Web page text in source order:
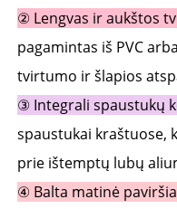
② Lengvas ir aukštos
pagamintas iš PVC
tvirtumo ir šlapios
③ Integrali spaustukų
spaustukai kraštuose,
prie ištemptų lubų
④ Balta matinė